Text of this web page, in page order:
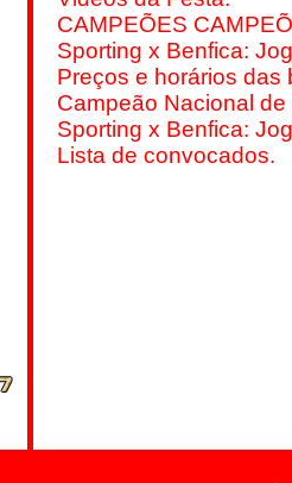
CAMPEÕES
Sporting x Benfica:
Preços e horários das
Campeão Nacional
Sporting x Benfica:
Lista de convocados.